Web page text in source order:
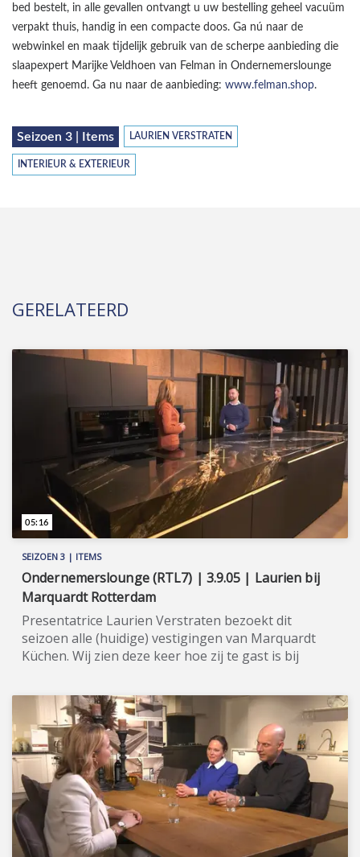
bed bestelt, in alle gevallen ontvangt u uw bestelling geheel vacuüm
verpakt thuis, handig in een compacte doos. Ga nú naar de
webwinkel en maak tijdelijk gebruik van de scherpe aanbieding die
slaapexpert Marijke Veldhoen van Felman in Ondernemerslounge
heeft genoemd. Ga nu naar de aanbieding: www.felman.shop.
Seizoen 3 | Items LAURIEN VERSTRATEN
INTERIEUR & EXTERIEUR
GERELATEERD
SEIZOEN 3 | ITEMS
Ondernemerslounge (RTL7) | 3.9.05 | Laurien bij
Marquardt Rotterdam
Presentatrice Laurien Verstraten bezoekt dit
seizoen alle (huidige) vestigingen van Marquardt
Küchen. Wij zien deze keer hoe zij te gast is bij
Marquardt Küchen is in 1991 in Duitsland opgericht
met het idee kwaliteitskeukens met graniet
betaalbaar te maken voor iedereen. In Nederland
zijn er vijf showrooms, namelijk in Breda, in
Oisterwijk, in Rotterdam, in Utrecht en in
Zoeterwoude. Marquardt zorgt ervoor dat uw
wensen perfect vertaald worden naar een
kwaliteitskeuken. Bij het ontwerpen van de keuken,
houdt Marquardt altijd rekening met uw wensen en
worden er zo nodig adviezen gegeven om de
05:16